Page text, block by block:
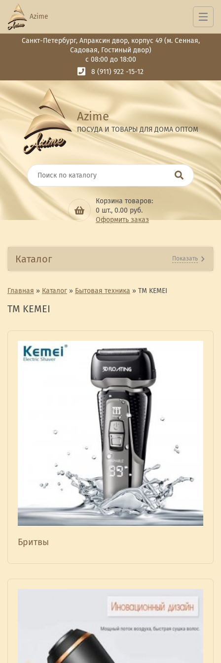
Санкт-Петербург, Апраксин двор, корпус 49 (м. Сенная,
Садовая, Гостиный двор)
с 08:00 до 18:00
8 (911) 922 -15-12
Azime
ПОСУДА И ТОВАРЫ ДЛЯ ДОМА ОПТОМ
Корзина товаров:
0 шт., 0.00 руб.
Оформить заказ
Azime
Каталог Показать
Главная » Каталог » Бытовая техника » ТМ KEMEI
ТМ KEMEI
Бритвы